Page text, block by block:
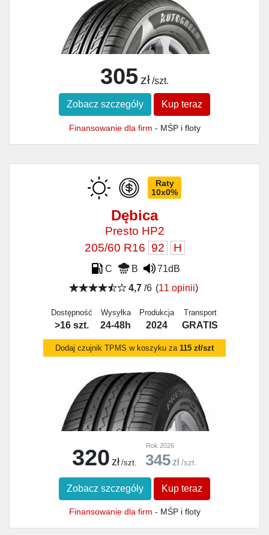
305 zł /szt.
Zobacz szczegóły Kup teraz
Finansowanie dla firm - MŚP i floty
Raty
10x0%
Dębica
Presto HP2
205/60 R16 92 H
C B
71dB
4,7/6 (11 opinii)
Dostępność
>16 szt.
Wysyłka
24-48h
Produkcja
2024
Transport
GRATIS
Dodaj czujnik TPMS w koszyku za 115 zł/szt
320 zł /szt.
Rok 2026
345 zł /szt.
Zobacz szczegóły Kup teraz
Finansowanie dla firm - MŚP i floty